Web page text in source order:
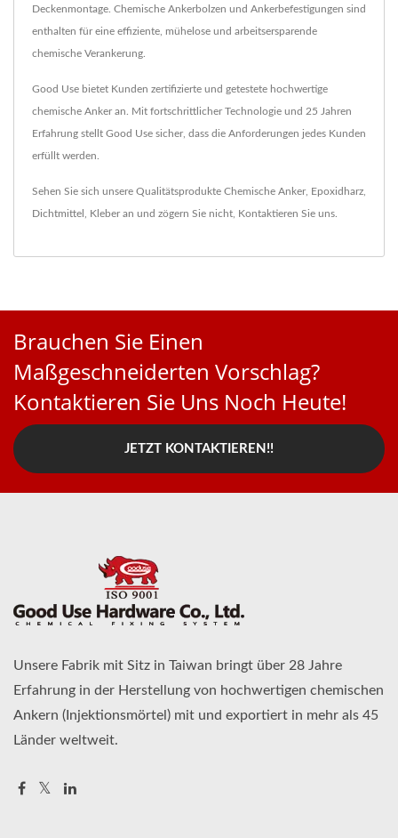
Deckenmontage. Chemische Ankerbolzen und Ankerbefestigungen sind
enthalten für eine effiziente, mühelose und arbeitsersparende
chemische Verankerung.
Good Use bietet Kunden zertifizierte und getestete hochwertige
chemische Anker an. Mit fortschrittlicher Technologie und 25 Jahren
Erfahrung stellt Good Use sicher, dass die Anforderungen jedes Kunden
erfüllt werden.
Sehen Sie sich unsere Qualitätsprodukte Chemische Anker, Epoxidharz
Dichtmittel Kleberan und zögern Sie nicht, Kontaktieren Sie uns
Brauchen Sie Einen
Maßgeschneiderten Vorschlag?
Kontaktieren Sie Uns Noch Heute!
JETZT KONTAKTIEREN!!
Unsere Fabrik mit Sitz in Taiwan bringt über 28 Jahre
Erfahrung in der Herstellung von hochwertigen chemischen
Ankern (Injektionsmörtel) mit und exportiert in mehr als 45
Länder weltweit.